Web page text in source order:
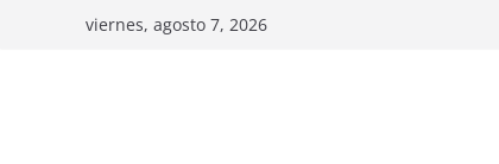
viernes, agosto 7, 2026